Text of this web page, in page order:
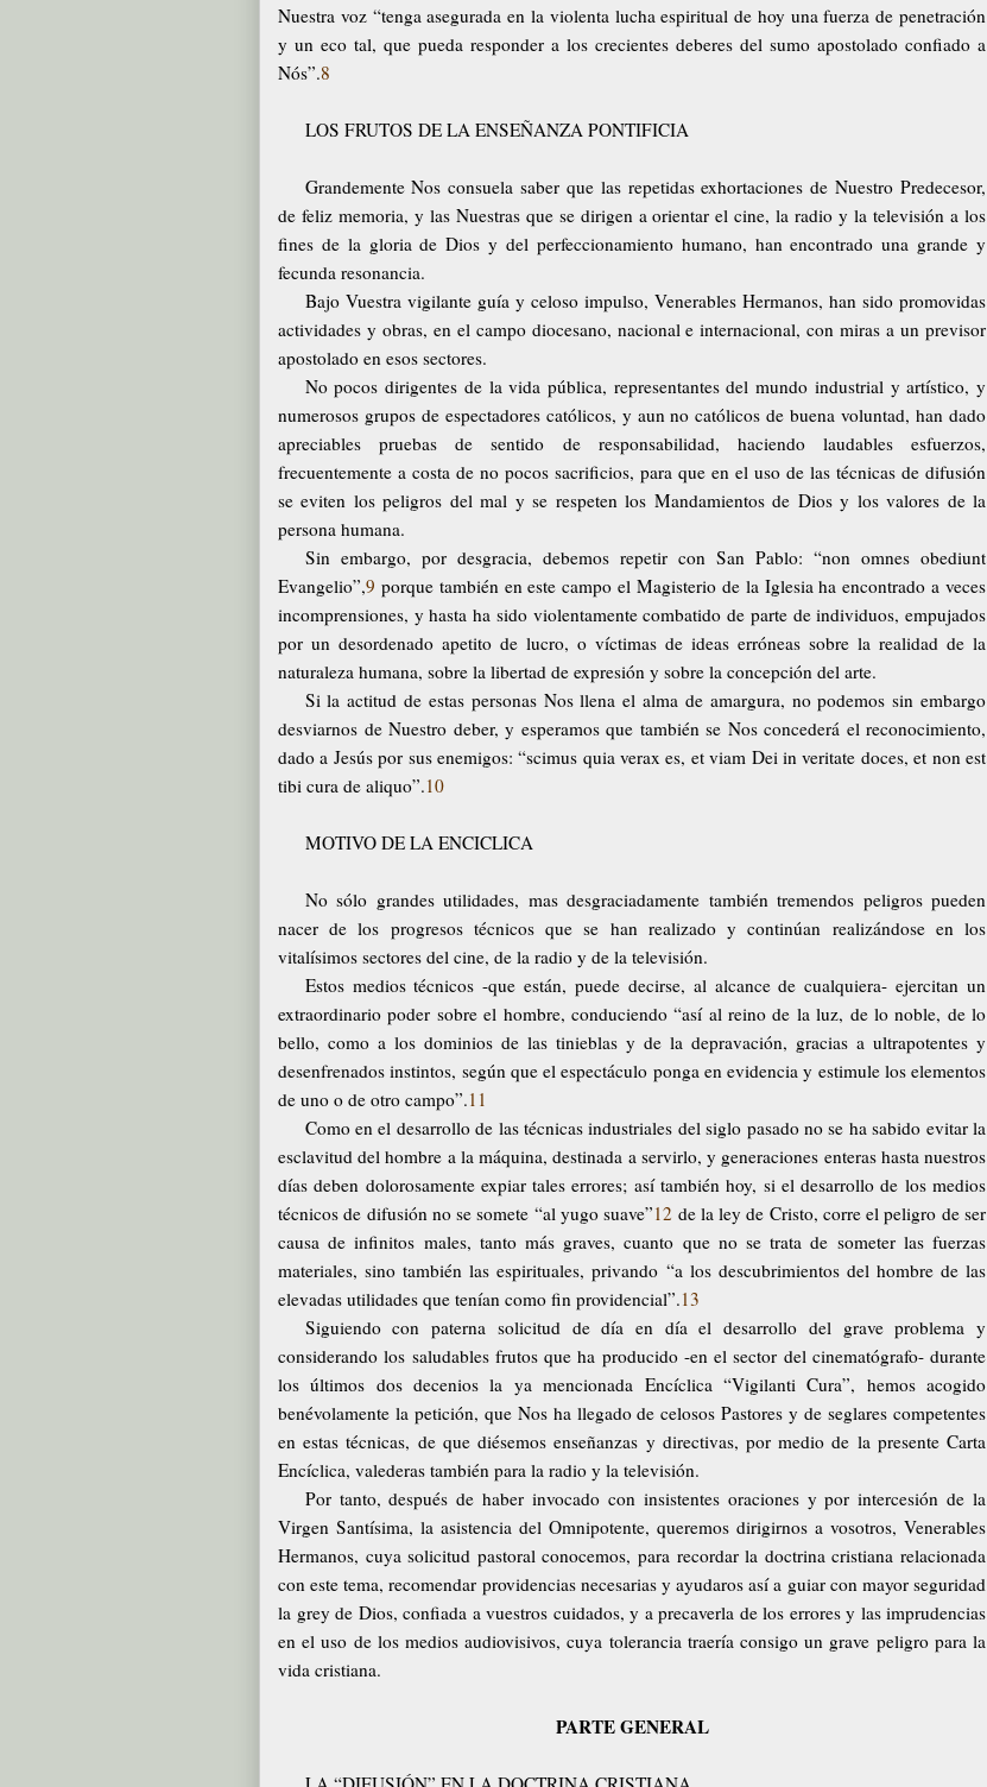
Nuestra voz “tenga asegurada en la violenta lucha espiritual de hoy una fuerza de penetración
y un eco tal, que pueda responder a los crecientes deberes del sumo apostolado confiado a
Nós”.8
LOS FRUTOS DE LA ENSEÑANZA PONTIFICIA
Grandemente Nos consuela saber que las repetidas exhortaciones de Nuestro Predecesor,
de feliz memoria, y las Nuestras que se dirigen a orientar el cine, la radio y la televisión a los
fines de la gloria de Dios y del perfeccionamiento humano, han encontrado una grande y
fecunda resonancia.
Bajo Vuestra vigilante guía y celoso impulso, Venerables Hermanos, han sido promovidas
actividades y obras, en el campo diocesano, nacional e internacional, con miras a un previsor
apostolado en esos sectores.
No pocos dirigentes de la vida pública, representantes del mundo industrial y artístico, y
numerosos grupos de espectadores católicos, y aun no católicos de buena voluntad, han dado
apreciables pruebas de sentido de responsabilidad, haciendo laudables esfuerzos,
frecuentemente a costa de no pocos sacrificios, para que en el uso de las técnicas de difusión
se eviten los peligros del mal y se respeten los Mandamientos de Dios y los valores de la
persona humana.
Sin embargo, por desgracia, debemos repetir con San Pablo: “non omnes obediunt
Evangelio”,9 porque también en este campo el Magisterio de la Iglesia ha encontrado a veces
incomprensiones, y hasta ha sido violentamente combatido de parte de individuos, empujados
por un desordenado apetito de lucro, o víctimas de ideas erróneas sobre la realidad de la
naturaleza humana, sobre la libertad de expresión y sobre la concepción del arte.
Si la actitud de estas personas Nos llena el alma de amargura, no podemos sin embargo
desviarnos de Nuestro deber, y esperamos que también se Nos concederá el reconocimiento,
dado a Jesús por sus enemigos: “scimus quia verax es, et viam Dei in veritate doces, et non est
tibi cura de aliquo”.10
MOTIVO DE LA ENCICLICA
No sólo grandes utilidades, mas desgraciadamente también tremendos peligros pueden
nacer de los progresos técnicos que se han realizado y continúan realizándose en los
vitalísimos sectores del cine, de la radio y de la televisión.
Estos medios técnicos -que están, puede decirse, al alcance de cualquiera- ejercitan un
extraordinario poder sobre el hombre, conduciendo “así al reino de la luz, de lo noble, de lo
bello, como a los dominios de las tinieblas y de la depravación, gracias a ultrapotentes y
desenfrenados instintos, según que el espectáculo ponga en evidencia y estimule los elementos
de uno o de otro campo”.11
Como en el desarrollo de las técnicas industriales del siglo pasado no se ha sabido evitar la
esclavitud del hombre a la máquina, destinada a servirlo, y generaciones enteras hasta nuestros
días deben dolorosamente expiar tales errores; así también hoy, si el desarrollo de los medios
técnicos de difusión no se somete “al yugo suave”12 de la ley de Cristo, corre el peligro de ser
causa de infinitos males, tanto más graves, cuanto que no se trata de someter las fuerzas
materiales, sino también las espirituales, privando “a los descubrimientos del hombre de las
elevadas utilidades que tenían como fin providencial”.13
Siguiendo con paterna solicitud de día en día el desarrollo del grave problema y
considerando los saludables frutos que ha producido -en el sector del cinematógrafo- durante
los últimos dos decenios la ya mencionada Encíclica “Vigilanti Cura”, hemos acogido
benévolamente la petición, que Nos ha llegado de celosos Pastores y de seglares competentes
en estas técnicas, de que diésemos enseñanzas y directivas, por medio de la presente Carta
Encíclica, valederas también para la radio y la televisión.
Por tanto, después de haber invocado con insistentes oraciones y por intercesión de la
Virgen Santísima, la asistencia del Omnipotente, queremos dirigirnos a vosotros, Venerables
Hermanos, cuya solicitud pastoral conocemos, para recordar la doctrina cristiana relacionada
con este tema, recomendar providencias necesarias y ayudaros así a guiar con mayor seguridad
la grey de Dios, confiada a vuestros cuidados, y a precaverla de los errores y las imprudencias
en el uso de los medios audiovisivos, cuya tolerancia traería consigo un grave peligro para la
vida cristiana.
PARTE GENERAL